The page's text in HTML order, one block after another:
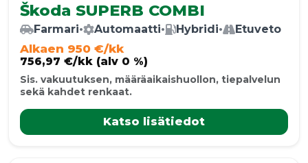
Škoda SUPERB COMBI
Farmari• Automaatti• Hybridi• Etuveto
Alkaen 950 €/kk
756,97 €/kk (alv 0 %)
Sis. vakuutuksen, määräaikaishuollon, tiepalvelun
sekä kahdet renkaat.
Katso lisätiedot